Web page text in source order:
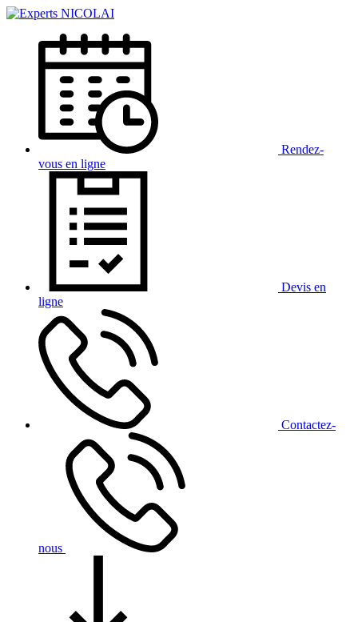
Rendez-
vous en ligne
Devis en
ligne
Contactez-
nous